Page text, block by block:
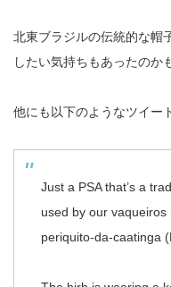
北東ブラジルの伝統的な帽
したい気持ちもあったのか
他にも以下のようなツイー
Just a PSA that’s a
used by our
periquito-da-caatinga